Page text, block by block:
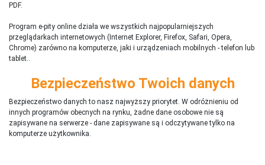
PDF.
Program e-pity online działa we wszystkich najpopularniejszych
przeglądarkach internetowych (Internet Explorer, Firefox, Safari, Opera,
Chrome) zarówno na komputerze, jaki i urządzeniach mobilnych - telefon lub
tablet..
Bezpieczeństwo Twoich danych
Bezpieczeństwo danych to nasz najwyższy priorytet. W odróżnieniu od
innych programów obecnych na rynku, żadne dane osobowe nie są
zapisywane na serwerze - dane zapisywane są i odczytywane tylko na
komputerze użytkownika.